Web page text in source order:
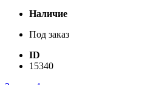
Наличие
Под заказ
ID
15340